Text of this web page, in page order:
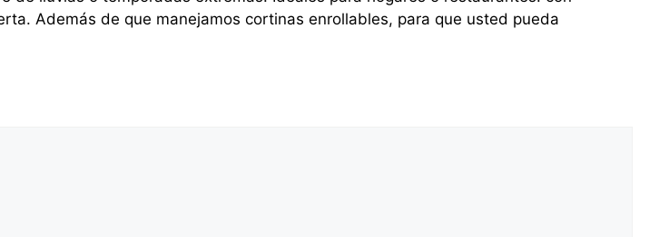
Además de que manejamos cortinas enrollables, para que usted pueda